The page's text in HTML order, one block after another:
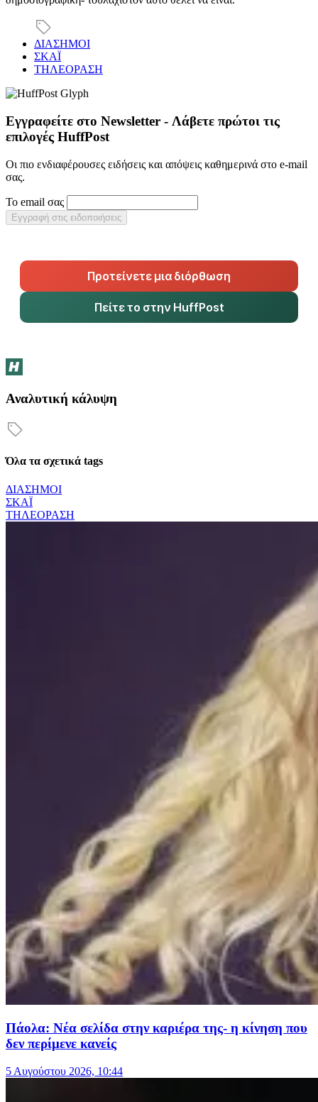
ΔΙΑΣΗΜΟΙ
ΣΚΑΪ
ΤΗΛΕΟΡΑΣΗ
Εγγραφείτε στο Newsletter - Λάβετε πρώτοι τις
επιλογές HuffPost
Οι πιο ενδιαφέρουσες ειδήσεις και απόψεις καθημερινά στο e-mail
σας.
Το email σας
Εγγραφή στις ειδοποιήσεις
Προτείνετε μια διόρθωση
Πείτε το στην HuffPost
Αναλυτική κάλυψη
Όλα τα σχετικά tags
ΔΙΑΣΗΜΟΙ
ΣΚΑΪ
ΤΗΛΕΟΡΑΣΗ
Πάολα: Νέα σελίδα στην καριέρα της- η κίνηση που
δεν περίμενε κανείς
5 Αυγούστου 2026, 10:44